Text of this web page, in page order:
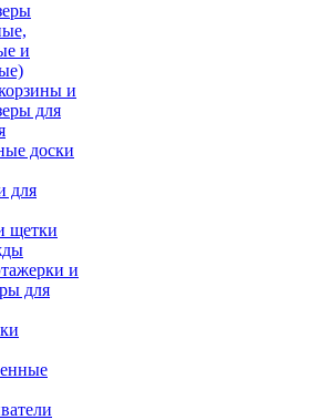
и
и
для
доски
для
щетки
и
для